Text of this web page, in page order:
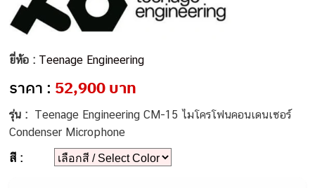
ยี่ห้อ : Teenage Engineering
ราคา : 52,900 บาท
รุ่น : Teenage Engineering CM-15 ไมโครโฟนคอนเดนเซอร์
Condenser Microphone
สี :